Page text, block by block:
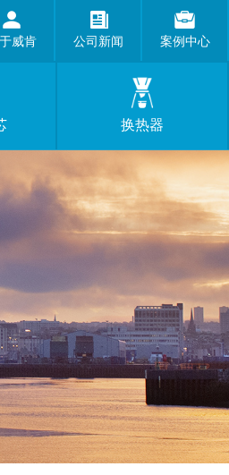
威肯 公司新闻 案例中心
换热器